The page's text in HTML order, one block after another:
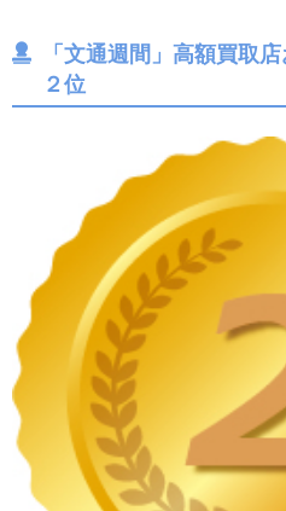
「文通週間」高額買取
２位